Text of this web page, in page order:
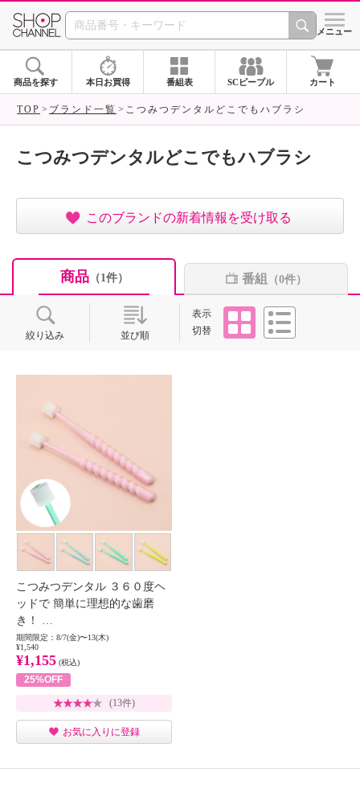
SHOP CHANNEL ショッ
メニュー
商品を探す 本日お買得 番組表 SCピープル カート
TOP ブランド一覧 こつみつデンタルどこでもハブラシ
こつみつデンタルどこでもハブラシ
このブランドの新着情報を受け取る
商品（1件） 番組 （0件）
絞り込み 並び順
表示
切替
タイル
こつみつデンタル ３６０度ヘ
ッドで 簡単に理想的な歯磨
き！ …
期間限定：8/7(金)〜13(木)
¥1,540
¥1,155 (税込)
25%OFF
(13件)
お気に入りに登録